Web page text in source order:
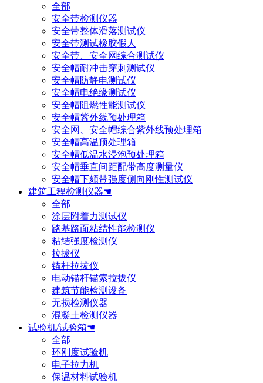
全部
安全带检测仪器
安全带整体滑落测试仪
安全带测试橡胶假人
安全带、安全网综合测试仪
安全帽耐冲击穿刺测试仪
安全帽防静电测试仪
安全帽电绝缘测试仪
安全帽阻燃性能测试仪
安全帽紫外线预处理箱
安全网、安全帽综合紫外线预处理箱
安全帽高温预处理箱
安全帽低温水浸泡预处理箱
安全帽垂直间距配带高度测量仪
安全帽下颏带强度侧向刚性测试仪
建筑工程检测仪器☚
全部
涂层附着力测试仪
路基路面粘结性能检测仪
粘结强度检测仪
拉拔仪
锚杆拉拔仪
电动锚杆锚索拉拔仪
建筑节能检测设备
无损检测仪器
混凝土检测仪器
试验机/试验箱☚
全部
环刚度试验机
电子拉力机
保温材料试验机